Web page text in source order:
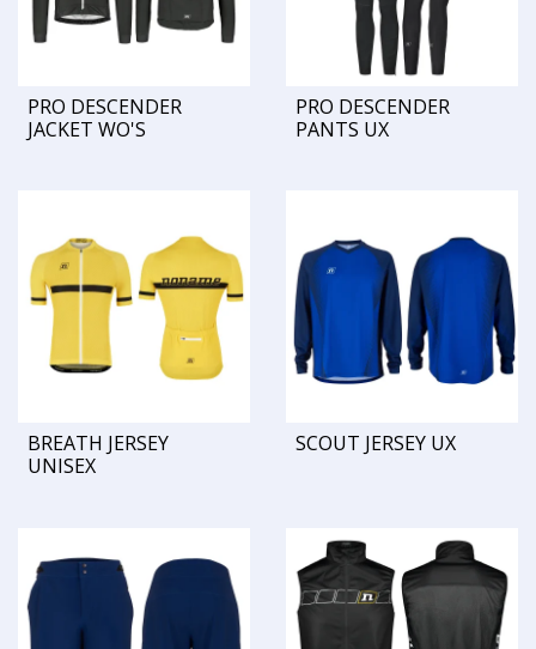
PRO DESCENDER
JACKET WO'S
PRO DESCENDER
PANTS UX
BREATH JERSEY
UNISEX
SCOUT JERSEY UX